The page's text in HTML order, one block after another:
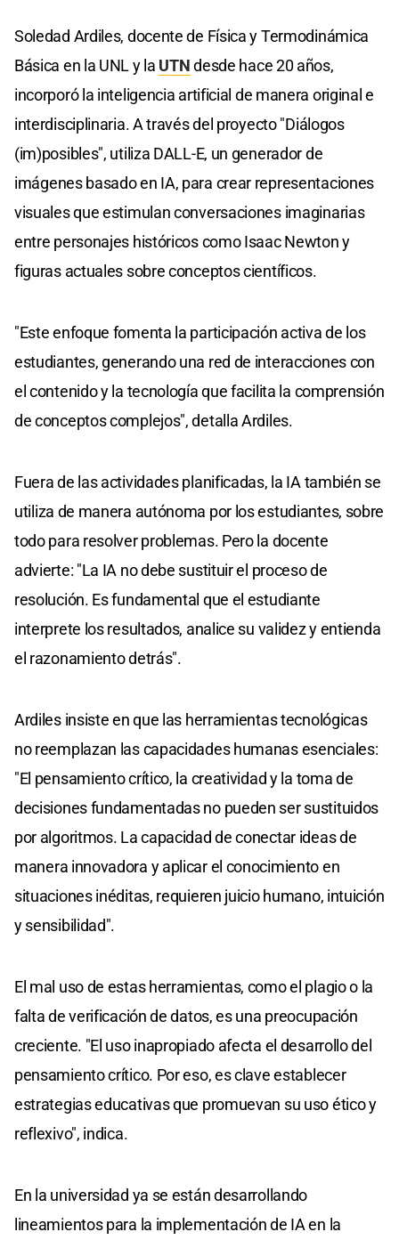
Soledad Ardiles, docente de Física y Termodinámica
Básica en la UNL y la UTNdesde hace 20 años,
incorporó la inteligencia artificial de manera original e
interdisciplinaria. A través del proyecto "Diálogos
(im)posibles", utiliza DALL-E, un generador de
imágenes basado en IA, para crear representaciones
visuales que estimulan conversaciones imaginarias
entre personajes históricos como Isaac Newton y
figuras actuales sobre conceptos científicos.
"Este enfoque fomenta la participación activa de los
estudiantes, generando una red de interacciones con
el contenido y la tecnología que facilita la comprensión
de conceptos complejos", detalla Ardiles.
Fuera de las actividades planificadas, la IA también se
utiliza de manera autónoma por los estudiantes, sobre
todo para resolver problemas. Pero la docente
advierte: "La IA no debe sustituir el proceso de
resolución. Es fundamental que el estudiante
interprete los resultados, analice su validez y entienda
el razonamiento detrás".
Ardiles insiste en que las herramientas tecnológicas
no reemplazan las capacidades humanas esenciales:
"El pensamiento crítico, la creatividad y la toma de
decisiones fundamentadas no pueden ser sustituidos
por algoritmos. La capacidad de conectar ideas de
manera innovadora y aplicar el conocimiento en
situaciones inéditas, requieren juicio humano, intuición
y sensibilidad".
El mal uso de estas herramientas, como el plagio o la
falta de verificación de datos, es una preocupación
creciente. "El uso inapropiado afecta el desarrollo del
pensamiento crítico. Por eso, es clave establecer
estrategias educativas que promuevan su uso ético y
reflexivo", indica.
En la universidad ya se están desarrollando
lineamientos para la implementación de IA en la